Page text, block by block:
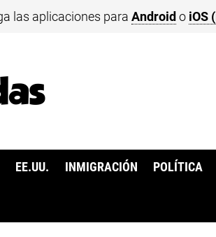
las aplicaciones para Android o iOS
EE.UU. INMIGRACIÓN POLÍTICA